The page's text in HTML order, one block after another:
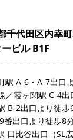
千代田区内幸
ビル B1F
駅 A-6・A-7出口
／霞ヶ関駅 C-4
B-2出口より徒歩
番出口より徒歩8
日比谷出口（SL